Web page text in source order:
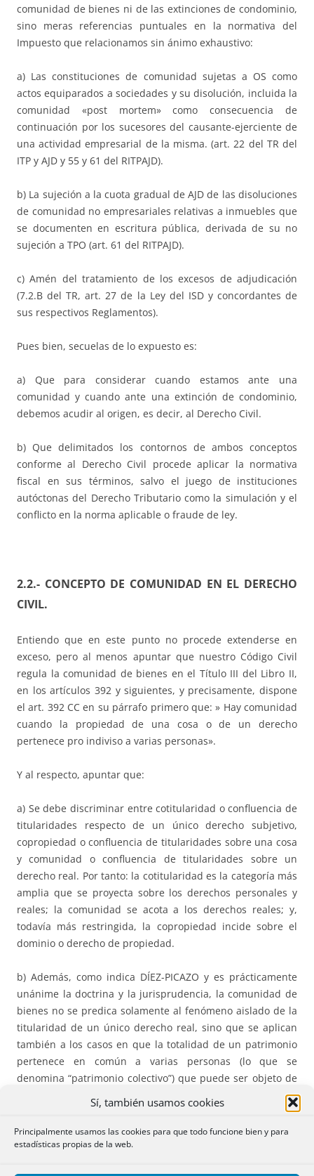
Sí, también usamos cookies
Principalmente usamos las cookies para que todo funcione bien y para
estadísticas propias de la web.
comunidad de bienes ni de las extinciones de condominio,
sino meras referencias puntuales en la normativa del
Impuesto que relacionamos sin ánimo exhaustivo:
a) Las constituciones de comunidad sujetas a OS como
actos equiparados a sociedades y su disolución, incluida la
comunidad «post mortem» como consecuencia de
continuación por los sucesores del causante-ejerciente de
una actividad empresarial de la misma. (art. 22 del TR del
ITP y AJD y 55 y 61 del RITPAJD).
b) La sujeción a la cuota gradual de AJD de las disoluciones
de comunidad no empresariales relativas a inmuebles que
se documenten en escritura pública, derivada de su no
sujeción a TPO (art. 61 del RITPAJD).
c) Amén del tratamiento de los excesos de adjudicación
(7.2.B del TR, art. 27 de la Ley del ISD y concordantes de
sus respectivos Reglamentos).
Pues bien, secuelas de lo expuesto es:
a) Que para considerar cuando estamos ante una
comunidad y cuando ante una extinción de condominio,
debemos acudir al origen, es decir, al Derecho Civil.
b) Que delimitados los contornos de ambos conceptos
conforme al Derecho Civil procede aplicar la normativa
fiscal en sus términos, salvo el juego de instituciones
autóctonas del Derecho Tributario como la simulación y el
conflicto en la norma aplicable o fraude de ley.
2.2.- CONCEPTO DE COMUNIDAD EN EL DERECHO
CIVIL.
Entiendo que en este punto no procede extenderse en
exceso, pero al menos apuntar que nuestro Código Civil
regula la comunidad de bienes en el Título III del Libro II,
en los artículos 392 y siguientes, y precisamente, dispone
el art. 392 CC en su párrafo primero que: » Hay comunidad
cuando la propiedad de una cosa o de un derecho
pertenece pro indiviso a varias personas».
Y al respecto, apuntar que:
a) Se debe discriminar entre cotitularidad o confluencia de
titularidades respecto de un único derecho subjetivo,
copropiedad o confluencia de titularidades sobre una cosa
y comunidad o confluencia de titularidades sobre un
derecho real. Por tanto: la cotitularidad es la categoría más
amplia que se proyecta sobre los derechos personales y
reales; la comunidad se acota a los derechos reales; y,
todavía más restringida, la copropiedad incide sobre el
dominio o derecho de propiedad.
b) Además, como indica DÍEZ-PICAZO y es prácticamente
unánime la doctrina y la jurisprudencia, la comunidad de
bienes no se predica solamente al fenómeno aislado de la
titularidad de un único derecho real, sino que se aplican
también a los casos en que la totalidad de un patrimonio
pertenece en común a varias personas (lo que se
denomina “patrimonio colectivo”) que puede ser objeto de
formación instánea (comunidad hereditaria y la derivada
de una herencia adjudicada en pro indiviso), sucesiva
(cónyuges en separación de bienes que adquieren a lo
largo del tiempo varios bienes o comuneros que adquieren